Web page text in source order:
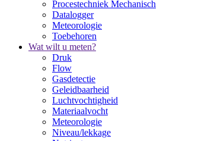
Procestechniek Mechanisch
Datalogger
Meteorologie
Toebehoren
Wat wilt u meten?
Druk
Flow
Gasdetectie
Geleidbaarheid
Luchtvochtigheid
Materiaalvocht
Meteorologie
Niveau/lekkage